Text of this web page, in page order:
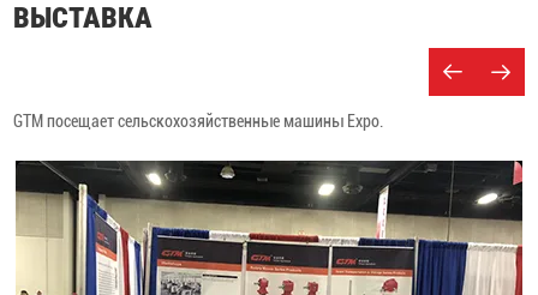
ВЫСТАВКА
GTM посещает сельскохозяйственные машины Expo.